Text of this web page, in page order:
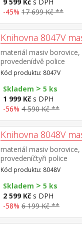
-45% 17 699 Kč **
Knihovna 8047V
materiál masiv borovice,
provedenídvě police
Kód produktu: 8047V
Skladem > 5 ks
1 999 Kč s DPH
-56% 4 590 Kč **
Knihovna 8048V
materiál masiv borovice,
provedeníčtyři police
Kód produktu: 8048V
Skladem > 5 ks
2 599 Kč s DPH
-58% 6 199 Kč **